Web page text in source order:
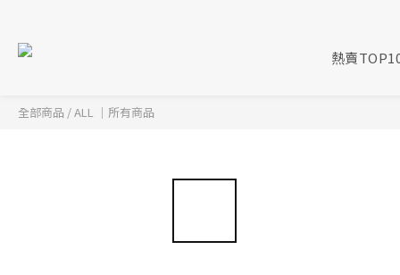
熱賣
全部商品 /ALL ｜所有商品